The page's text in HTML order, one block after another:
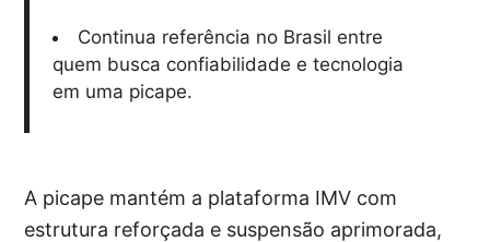
Continua referência no Brasil entre
quem busca confiabilidade e tecnologia
em uma picape.
A picape mantém a plataforma IMV com
estrutura reforçada e suspensão aprimorada,